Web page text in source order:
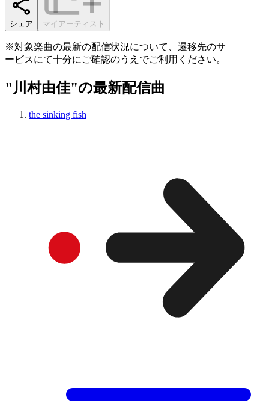
シェア マイアーティスト
※対象楽曲の最新の配信状況について、遷移先のサ
ービスにて十分にご確認のうえでご利用ください。
"川村由佳"の最新配信曲
the sinking fish